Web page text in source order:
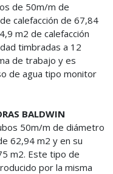
de 50m/m de
calefacción de 67,84
m2 de calefacción
timbradas a 12
de trabajo y es
de agua tipo monitor
BALDWIN
50m/m de diámetro
62,94 m2 y en su
m2. Este tipo de
por la misma